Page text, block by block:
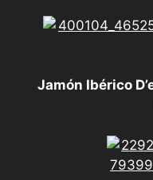
Jamón Ibérico